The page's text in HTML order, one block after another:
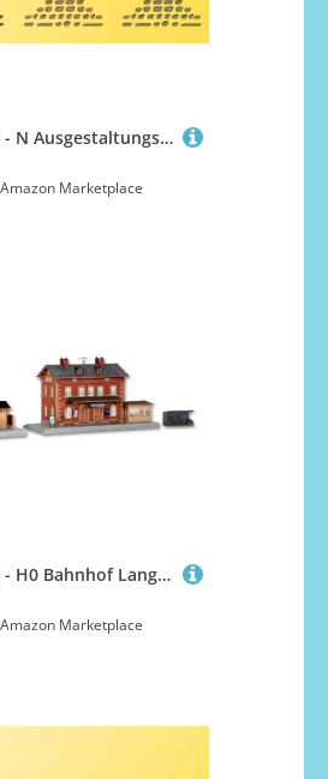
Kibri 37490 - N Ausgestaltungsset mit Figur
Amazon Marketplace
Kibri 39504 - H0 Bahnhof Langenthal
Amazon Marketplace